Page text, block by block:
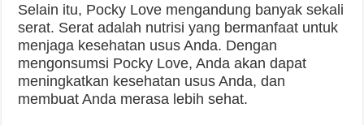
Selain itu, Pocky Love mengandung banyak sekali
serat. Serat adalah nutrisi yang bermanfaat untuk
menjaga kesehatan usus Anda. Dengan
mengonsumsi Pocky Love, Anda akan dapat
meningkatkan kesehatan usus Anda, dan
membuat Anda merasa lebih sehat.